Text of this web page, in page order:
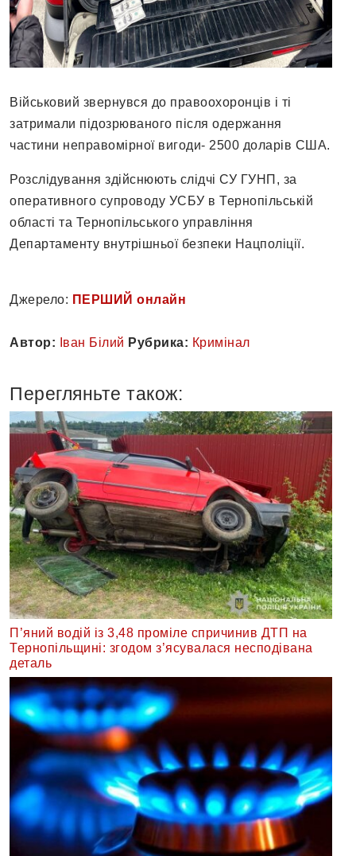
Військовий звернувся до правоохоронців і ті
затримали підозрюваного після одержання
частини неправомірної вигоди- 2500 доларів США.
Розслідування здійснюють слідчі СУ ГУНП, за
оперативного супроводу УСБУ в Тернопільській
області та Тернопільського управління
Департаменту внутрішньої безпеки Нацполіції.
Джерело: ПЕРШИЙ онлайн
Автор: Іван Білий Рубрика: Кримінал
Перегляньте також:
П’яний водій із 3,48 проміле спричинив ДТП на
Тернопільщині: згодом з’ясувалася несподівана
деталь